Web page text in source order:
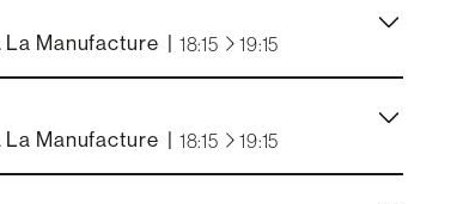
La Manufacture 18:15 à19:15
La Manufacture | 18:15 à19:15